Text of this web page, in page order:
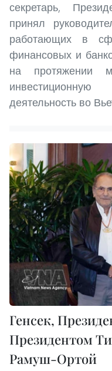
секретарь,
принял
работающих в
финансовых и
на протяжении
инвестиционную
деятельность во
Генсек,
Президентом
Рамуш-Ортой